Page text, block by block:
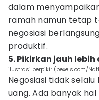
dalam
ramah namun tetap
negosiasi
produktif.
5. Pikirkan jauh
ilustrasi berpikir (pexels.com/
Negosiasi tidak
uang. Ada banyak